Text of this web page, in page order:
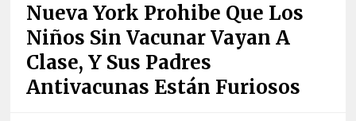
Nueva York Prohibe Que Los
Niños Sin Vacunar Vayan A
Clase, Y Sus Padres
Antivacunas Están Furiosos